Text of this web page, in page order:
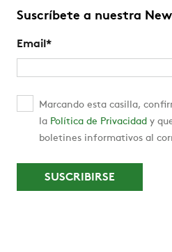
Suscríbete a nuestra
Email *
Marcando esta casilla,
la Política de Privacidad y
boletines informativos al